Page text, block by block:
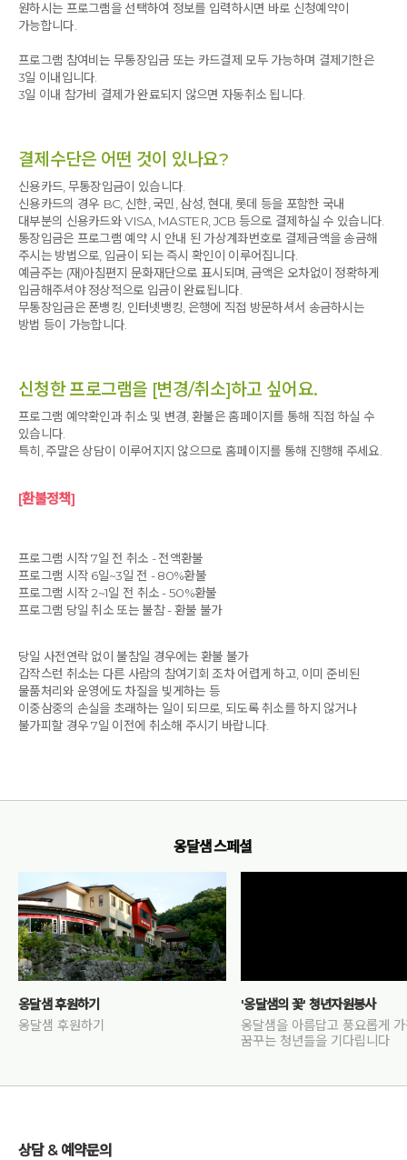
원하시는 프로그램을 선택하여 정보를 입력하시면 바로 신청예약이
가능합니다.
프로그램 참여비는 무통장입금 또는 카드결제 모두 가능하며 결제기한은
3일 이내입니다.
3일 이내 참가비 결제가 완료되지 않으면 자동취소 됩니다.
결제수단은 어떤 것이 있나요?
신용카드, 무통장입금이 있습니다.
신용카드의 경우 BC, 신한, 국민, 삼성, 현대, 롯데 등을 포함한 국내
대부분의 신용카드와 VISA, MASTER, JCB 등으로 결제하실 수 있습니다.
통장입금은 프로그램 예약 시 안내 된 가상계좌번호로 결제금액을 송금해
주시는 방법으로, 입금이 되는 즉시 확인이 이루어집니다.
예금주는 (재)아침편지 문화재단으로 표시되며, 금액은 오차없이 정확하게
입금해주셔야 정상적으로 입금이 완료됩니다.
무통장입금은 폰뱅킹, 인터넷뱅킹, 은행에 직접 방문하셔서 송금하시는
방법 등이 가능합니다.
신청한 프로그램을 [변경/취소]하고 싶어요.
프로그램 예약확인과 취소 및 변경, 환불은 홈페이지를 통해 직접 하실 수
있습니다.
특히, 주말은 상담이 이루어지지 않으므로 홈페이지를 통해 진행해 주세요.
[환불정책]
프로그램 시작 7일 전 취소 - 전액환불
프로그램 시작 6일~3일 전 - 80%환불
프로그램 시작 2~1일 전 취소 - 50%환불
프로그램 당일 취소 또는 불참 - 환불 불가
당일 사전연락 없이 불참일 경우에는 환불 불가
갑작스런 취소는 다른 사람의 참여기회 조차 어렵게 하고, 이미 준비된
물품처리와 운영에도 차질을 빚게하는 등
이중삼중의 손실을 초래하는 일이 되므로, 되도록 취소를 하지 않거나
불가피할 경우 7일 이전에 취소해 주시기 바랍니다.
옹달샘 스페셜
옹달샘 후원하기
옹달샘 후원하기
'옹달샘의 꽃' 청년자원봉사
옹달샘을 아름답고 풍요롭게
꿈꾸는 청년들을 기다립니다
상담 & 예약문의